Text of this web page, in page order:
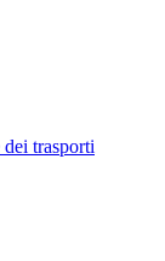
trasporti